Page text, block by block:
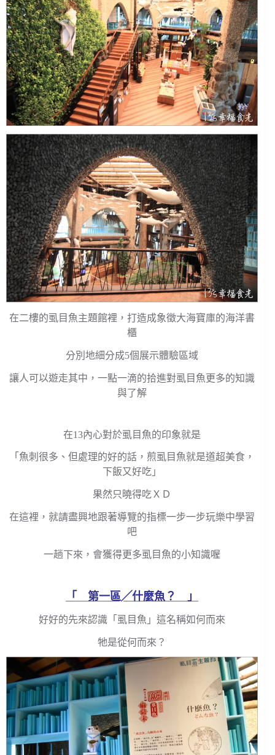
在二樓的虱目魚主題館裡，打造成象徵大海寶庫的海洋書
櫃
分別地細分成5個展示體驗區域
讓人可以遊走其中，一點一滴的拾進對虱目魚更多的知識
與了解
在13內心對於虱目魚的印象就是
「魚刺很多、但處理的好的話，煎虱目魚就是道超美食，
下飯又好吃」
果然只曉得吃ＸＤ
在這裡，就請盡興地跟著導覽的指標一步一步玩樂中學習
吧
一趟下來，會獲得更多虱目魚的小知識喔
「 第一區╱什麼魚？ 」
好好的先來認識「虱目魚」這名稱如何而來
牠是從何而來？